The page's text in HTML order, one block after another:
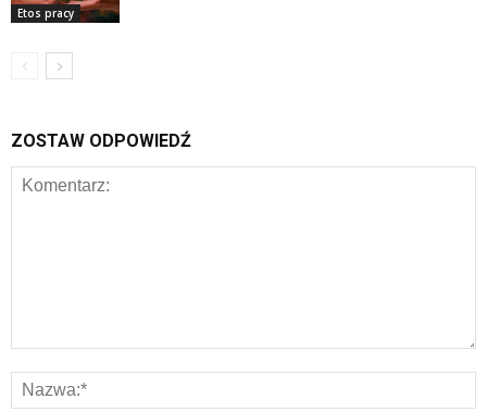
Etos pracy
ZOSTAW ODPOWIEDŹ